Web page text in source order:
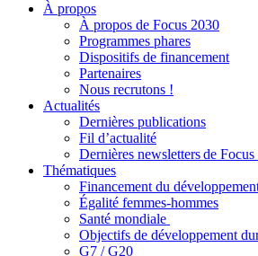
À propos
À propos de Focus 2030
Programmes phares
Dispositifs de financement
Partenaires
Nous recrutons !
Actualités
Dernières publications
Fil d’actualité
Dernières newsletters de
Thématiques
Financement du
Égalité femmes-hommes
Santé mondiale
Objectifs de développement
G7 / G20